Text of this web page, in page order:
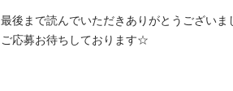
最後まで読んでいただきありがとうございま
ご応募お待ちしております☆